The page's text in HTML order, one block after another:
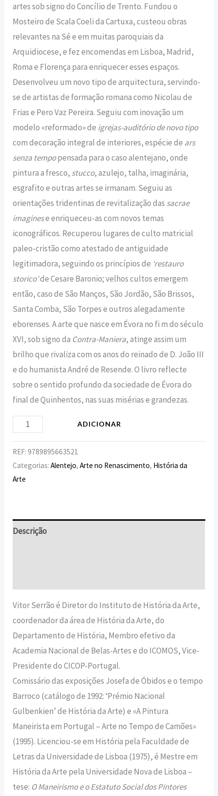
artes sob signo do Concílio de Trento. Fundou o
Mosteiro de Scala Coeli da Cartuxa, custeou obras
relevantes na Sé e em muitas paroquiais da
Arquidiocese, e fez encomendas em Lisboa, Madrid,
Roma e Florença para enriquecer esses espaços.
Desenvolveu um novo tipo de arquitectura, servindo-
se de artistas de formação romana como Nicolau de
Frias e Pero Vaz Pereira. Seguiu com inovação um
modelo «reformado» de igrejas-auditório de novo tipo
com decoração integral de interiores, espécie de ars
senza tempopensada para o caso alentejano, onde
pintura a fresco, stucco, azulejo, talha, imaginária,
esgrafito e outras artes se irmanam. Seguiu as
orientações tridentinas de revitalização das sacrae
imaginese enriqueceu-as com novos temas
iconográficos. Recuperou lugares de culto matricial
paleo-cristão como atestado de antiguidade
legitimadora, seguindo os princípios de ‘restauro
storico’de Cesare Baronio; velhos cultos emergem
então, caso de São Manços, São Jordão, São Brissos,
Santa Comba, São Torpes e outros alegadamente
eborenses. A arte que nasce em Évora no fi m do século
XVI, sob signo da Contra-Maniera, atinge assim um
brilho que rivaliza com os anos do reinado de D. João III
e do humanista André de Resende. O livro reflecte
sobre o sentido profundo da sociedade de Évora do
final de Quinhentos, nas suas misérias e grandezas.
ADICIONAR
REF:9789895663521
Categorias:Alentejo,Arte no Renascimento, História da
Arte
Descrição
Vitor Serrão é Diretor do Instituto de História da Arte,
coordenador da área de História da Arte, do
Departamento de História, Membro efetivo da
Academia Nacional de Belas-Artes e do ICOMOS, Vice-
Presidente do CICOP-Portugal.
Comissário das exposições Josefa de Óbidos e o tempo
Barroco (catálogo de 1992: ‘Prémio Nacional
Gulbenkien’ de História da Arte) e «A Pintura
Maneirista em Portugal – Arte no Tempo de Camões»
(1995). Licenciou-se em História pela Faculdade de
Letras da Universidade de Lisboa (1975), é Mestre em
História da Arte pela Universidade Nova de Lisboa –
tese: O Maneirismo e o Estatuto Social dos Pintores